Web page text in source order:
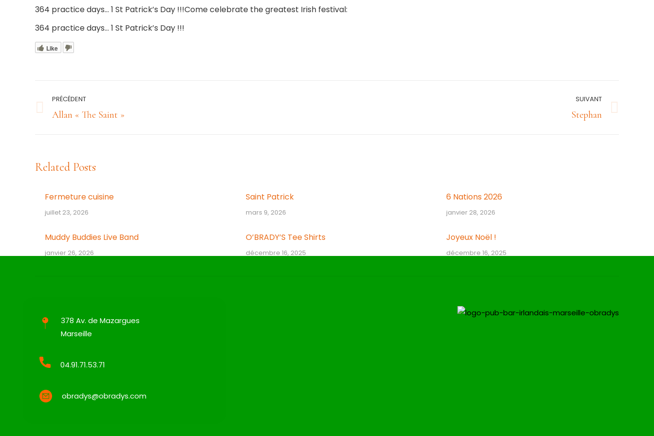
364 practice days… 1 St Patrick’s Day !!!Come celebrate the greatest Irish festival:
364 practice days… 1 St Patrick’s Day !!!
Like
Navigation
article
PRÉCÉDENT
Article
Allan « The Saint »
SUIVANT
Stephan
Related Posts
Fermeture cuisine
juillet 23, 2026
Saint Patrick
mars 9, 2026
6 Nations 2026
janvier 28, 2026
Muddy Buddies Live Band
janvier 26, 2026
O’BRADY’S Tee Shirts
décembre 16, 2025
Joyeux Noël !
décembre 16, 2025
378 Av. de Mazargues
Marseille
04.91.71.53.71
obradys@obradys.com